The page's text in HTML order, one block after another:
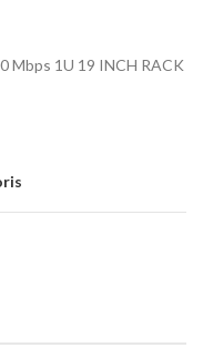
Mbps 1U 19 INCH RACK